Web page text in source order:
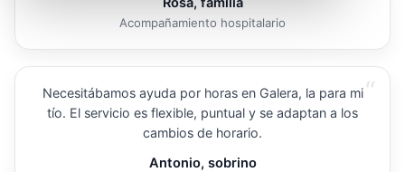
Acompañamiento hospitalario
“
Necesitábamos ayuda por horas en Galera, la para mi
tío. El servicio es flexible, puntual y se adaptan a los
cambios de horario.
Antonio, sobrino